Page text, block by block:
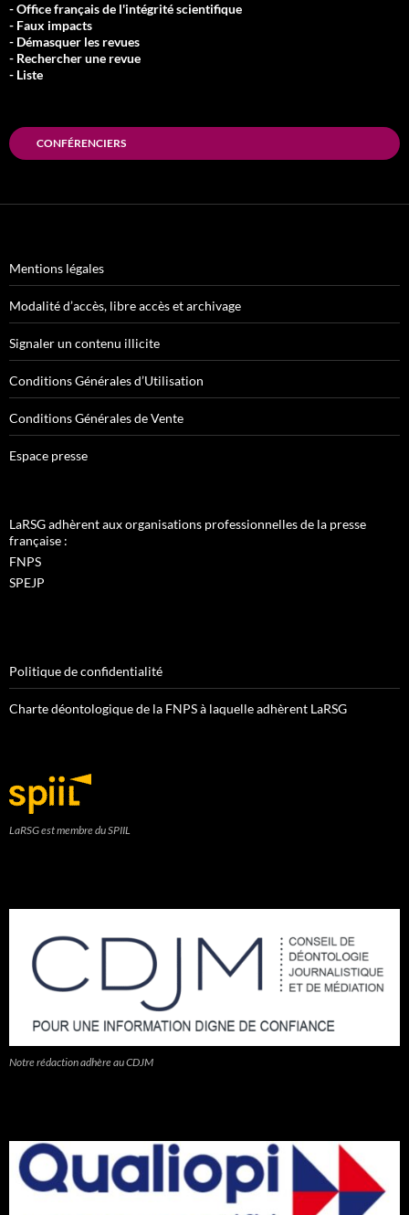
- Office français de l'intégrité scientifique
- Faux impacts
- Démasquer les revues
- Rechercher une revue
- Liste
CONFÉRENCIERS
Mentions légales
Modalité d’accès, libre accès et archivage
Signaler un contenu illicite
Conditions Générales d’Utilisation
Conditions Générales de Vente
Espace presse
LaRSG adhèrent aux organisations professionnelles de la presse
française :
FNPS
SPEJP
Politique de confidentialité
Charte déontologique de la FNPS à laquelle adhèrent LaRSG
LaRSG est membre du SPIIL
Notre rédaction adhère au CDJM